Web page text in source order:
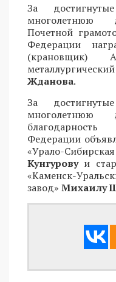
За
многолетнюю
Почетной
Федерации
(крановщик)
Жданова.
За
многолетнюю
благодарность
Федерации
«Урало-
Кунгуровуи
«Каменск-
завод» Михаилу